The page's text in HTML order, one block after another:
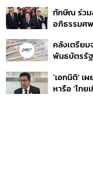
ราย รอ ป.ป
เสร็จ 31 ส.
ทักษิณ ร่วม
อภิธรรมศ
สิน’ สิริอายุ
เพื่อไทย-บุ
คลังเตรียม
พันธบัตรรั
ก.ย.นี้ อาจ
ขายแบบ
‘เอกนิติ’ เ
หารือ ‘ไทย